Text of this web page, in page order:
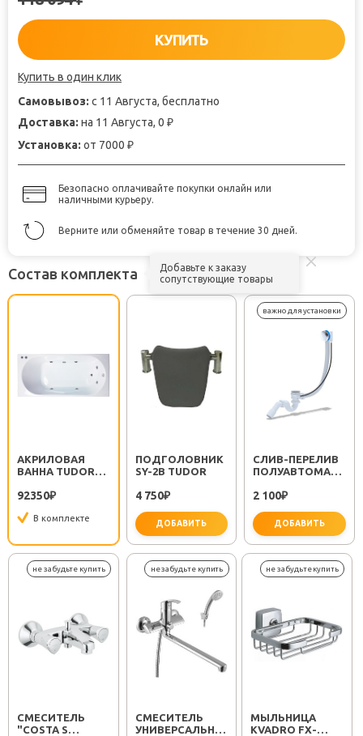
КУПИТЬ
Купить в один клик
Самовывоз: с 11 Августа, бесплатно
Доставка: на 11 Августа, 0 ₽
Установка: от 7000 ₽
Безопасно оплачивайте покупки онлайн или
наличными курьеру.
Верните или обменяйте товар в течение 30 дней.
Состав комплекта
Добавьте к заказу
сопутствующие товары
АКРИЛОВАЯ
ВАННА TUDOR
ГИДРОМАССАЖЕМ
92350₽
В комплекте
ПОДГОЛОВНИК
SY-2B TUDOR
4 750₽
ДОБАВИТЬ
важно
CЛИВ-ПЕРЕЛИВ
ПОЛУАВТОМАТ
2 100₽
ДОБАВИТЬ
СМЕСИТЕЛЬ
"COSTA S
СМЕСИТЕЛЬ
УНИВЕРСАЛЬНЫЙ
МЫЛЬНИЦА
KVADRO FX-